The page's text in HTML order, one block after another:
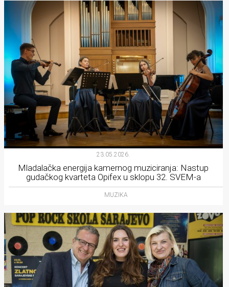
23.05.2026.
Mladalačka energija kamernog muziciranja: Nastup
gudačkog kvarteta Opifex u sklopu 32. SVEM-a
MUZIKA